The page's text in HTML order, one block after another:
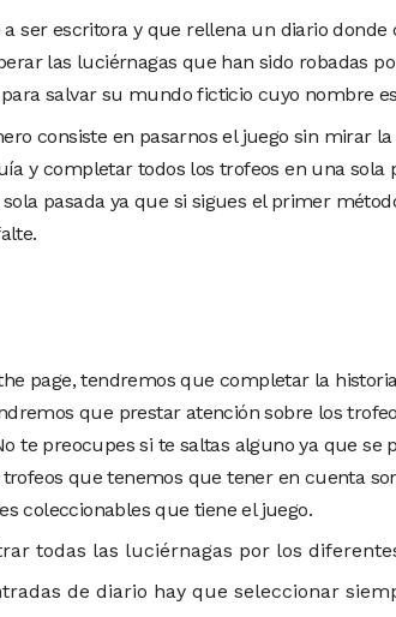
ser escritora y que rellena un diario donde
las luciérnagas que han sido robadas
salvar su mundo ficticio cuyo nombre
consiste en pasarnos el juego sin mirar
y completar todos los trofeos en una sola
pasada ya que si sigues el primer
page, tendremos que completar la
que prestar atención sobre los
te preocupes si te saltas alguno ya que se
que tenemos que tener en cuenta
coleccionables que tiene el juego.
todas las luciérnagas por los
de diario hay que seleccionar